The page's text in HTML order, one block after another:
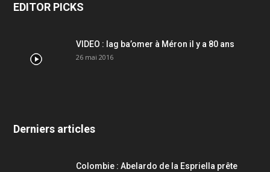
EDITOR PICKS
VIDEO : lag ba’omer à Méron il y a 80 ans
26 mai 2016
Derniers articles
Colombie : Abelardo de la Espriella prête